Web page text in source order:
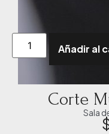
Añadir al
Corte
Sala